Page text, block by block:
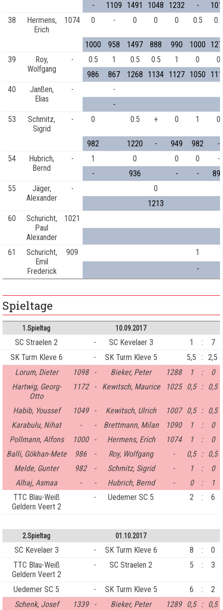
- 1109 1491 1048 1232 -
38
Hermens,
Erich
1074 0 - 0 0 0 0.5 0.5
1000 958 1497 888 990 1000
39
Roy,
Wolfgang
- 0.5 1 0.5 0.5 1 0
0
986
867 1268 1134 1127 1050
40
Janßen,
Elias
-
-
-
53
Schmitz,
Sigrid
- 0 0.5 + 0 1 0
982 1220 - 949 982
-
54
Hubrich,
Bernd
- 1 0 0 0
-
-
936 - -
55
Jäger,
Alexander
-
0
1213
60
Schuricht,
Paul
Alexander
1021
61
Schuricht,
Emil
Frederick
909
1
-
Spieltage
1.Spieltag 10.09.2017
SC Straelen 2 - SC Kevelaer 3 1 :
7
SK Turm Kleve 6
- SK Turm Kleve 5 5,5 : 2,5
Lorum, Dieter
1098 - Bieker, Peter 1288 1 :
0
Hartwig, Georg-
Otto
1172 - Kewitsch, Maurice 1025 0,5 : 0,5
Habib, Youssef 1049 - Kewitsch, Ulrich 1007 0,5 : 0,5
Karabulu, Nihat
- - Brettmann, Milan 1090 1 :
0
Pollmann, Alfons
1000 - Hermens, Erich 1074 1 :
0
Balli, Gökhan-Mete
986 - Roy, Wolfgang - 0,5 : 0,5
Melde, Gunter
982 - Schmitz, Sigrid - 1 :
0
Alhaj, Asmaa
- - Hubrich, Bernd - 0 :
1
TTC Blau-Weiß
Geldern Veert 2
- Uedemer SC 5 2 : 6
2.Spieltag 01.10.2017
SC Kevelaer 3 - SK Turm Kleve 6 8 :
0
TTC Blau-Weiß
Geldern Veert 2
- SC Straelen 2 5 : 3
Uedemer SC 5 - SK Turm Kleve 5 6 :
2
Schenk, Josef
1339 - Bieker, Peter 1289 0,5 : 0,5